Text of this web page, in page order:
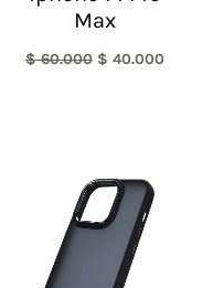
Max
$60.000 $ 40.000